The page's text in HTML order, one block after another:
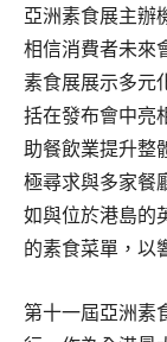
亞洲素食展主辦
相信消費者未來
素食展展示多元
括在發布會中亮
助餐飲業提升
極尋求與多家餐
如與位於港島
的素食菜單，以
第十一屆亞洲素